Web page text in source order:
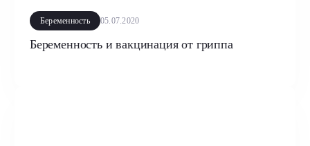
Беременность 05.07.2020
Беременность и вакцинация от гриппа